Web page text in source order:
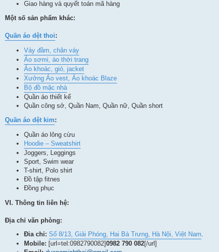
Giao hàng và quyết toán mã hàng
Một số sản phẩm khác:
Quần áo dệt thoi:
Váy đầm, chân váy
Áo sơmi, áo thời trang
Áo khoác, gió, jacket
Xưởng Áo vest, Áo khoác Blaze
Bộ đồ mặc nhà
Quần áo thiết kế
Quần công sở, Quần Nam, Quần nữ, Quần short
Quần áo dệt kim:
Quần áo lông cừu
Hoodie – Sweatshirt
Joggers, Leggings
Sport, Swim wear
T-shirt, Polo shirt
Đồ tập fitnes
Đồng phục
VI. Thông tin liên hệ:
Địa chỉ văn phòng:
Đia chỉ: Số 8/13, Giải Phóng, Hai Bà Trưng, Hà Nội, Việt Nam
Mobile: [url=tel:0982790082]0982 790 082[/url]